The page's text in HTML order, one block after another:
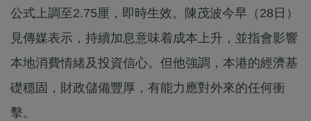
公式上調至2.75厘，即時生效。陳茂波今早（28日）
見傳媒表示，持續加息意味着成本上升，並指會影響
本地消費情緒及投資信心。但他強調，本港的經濟基
礎穩固，財政儲備豐厚，有能力應對外來的任何衝
擊。